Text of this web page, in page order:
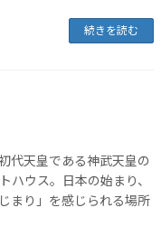
続きを読む
代天皇である神武天皇の
ハウス。日本の始まり、
まり」を感じられる場所